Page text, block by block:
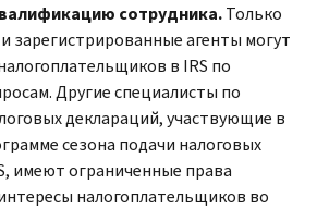
сотрудника.Только
и зарегистрированные агенты могут
в IRS по
Другие специалисты по
деклараций, участвующие в
сезона подачи налоговых
имеют ограниченные права
налогоплательщиков во